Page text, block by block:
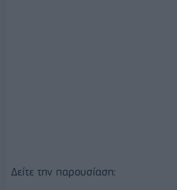
Δείτε την παρουσίαση: